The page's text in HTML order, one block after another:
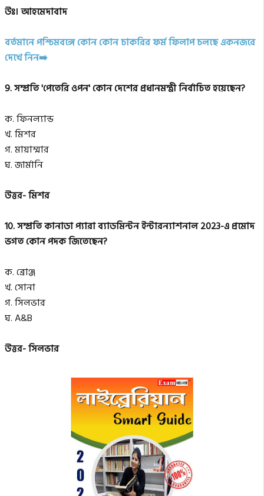
উঃ। আহমেদাবাদ
বর্তমানে পশ্চিমবঙ্গে কোন কোন চাকরির ফর্ম ফিলাপ চলছে একনজরে
দেখে নিন➡️
9. সম্প্রতি 'পেতেরি ওপন' কোন দেশের প্রধানমন্ত্রী নির্বাচিত হয়েছেন?
ক. ফিনল্যান্ড
খ. মিশর
গ. মায়াম্মার
ঘ. জার্মানি
উত্তর- মিশর
10. সম্প্রতি কানাডা প্যারা ব্যাডমিন্টন ইন্টারন্যাশনাল 2023-এ প্রমোদ
ভগত কোন পদক জিতেছেন?
ক. ব্রোঞ্জ
খ. সোনা
গ. সিলভার
ঘ. A&B
উত্তর- সিলভার